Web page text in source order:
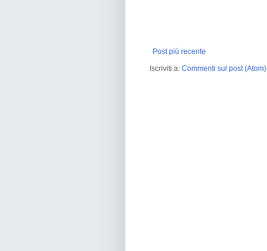
Post più recente
Iscriviti a: Commenti sul post (Atom)